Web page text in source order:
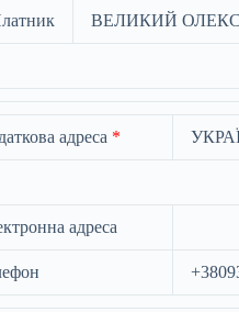
ВЕЛИКИЙ
адреса *
адреса